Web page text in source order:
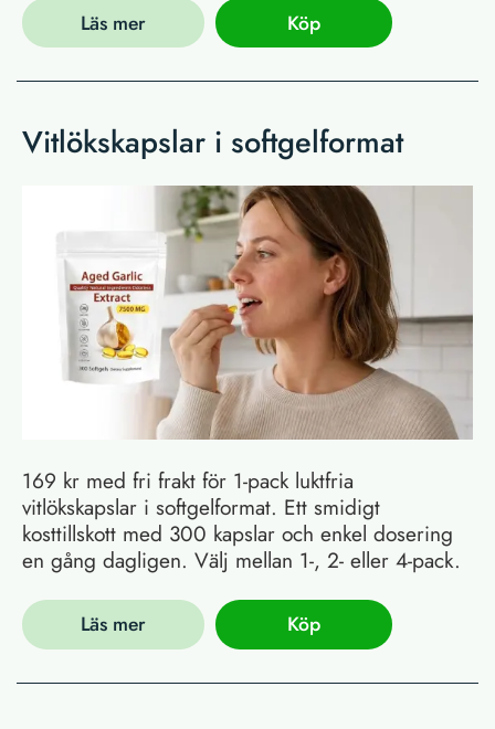
Läs mer Köp
Vitlökskapslar i softgelformat
169 kr med fri frakt för 1-pack luktfria
vitlökskapslar i softgelformat. Ett smidigt
kosttillskott med 300 kapslar och enkel dosering
en gång dagligen. Välj mellan 1-, 2- eller 4-pack.
Läs mer Köp